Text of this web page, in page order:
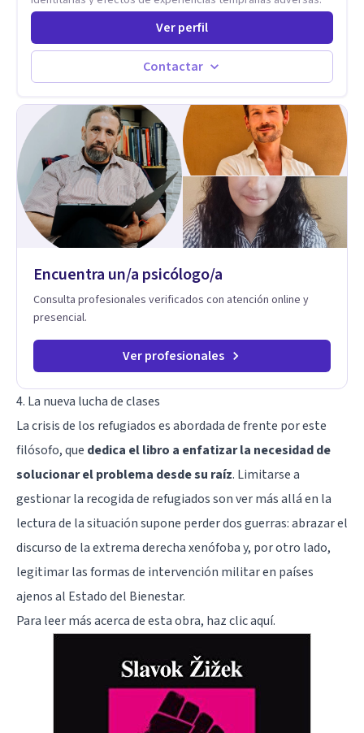
Ofrezco un espacio terapéutico seguro, confidencial y
profundamente humano, donde el dolor emocional puede
transformarse en autoconocimiento, regulación emocional y
psicoanálisis, terapia somática y de trauma, psicología
respiración neurodinámica, integrando actualmente la
Psicología Analítica Junguiana. Mi abordaje también incorpora
perspectivas interculturales, ecopsicología y el trabajo
simbólico con el inconsciente, entendiendo que cada
proceso terapéutico es único y requiere una mirada
personalizada.
Ver perfil
Contactar
Encuentra un/a psicólogo/a
Consulta profesionales verificados con atención online y
presencial.
Ver profesionales
4. La nueva lucha de clases
La crisis de los refugiados es abordada de frente por este
filósofo, que dedica el libro a enfatizar la necesidad de
solucionar el problema desde su raíz. Limitarse a
gestionar la recogida de refugiados son ver más allá en la
lectura de la situación supone perder dos guerras: abrazar el
discurso de la extrema derecha xenófoba y, por otro lado,
legitimar las formas de intervención militar en países
ajenos al Estado del Bienestar.
Para leer más acerca de esta obra, haz clic aquí.